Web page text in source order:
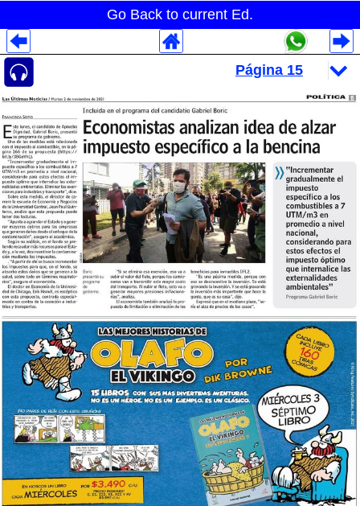
Go Back to current Ed.
Despliegues Analytics
Despliegues Totales
Despliegues por Rubros